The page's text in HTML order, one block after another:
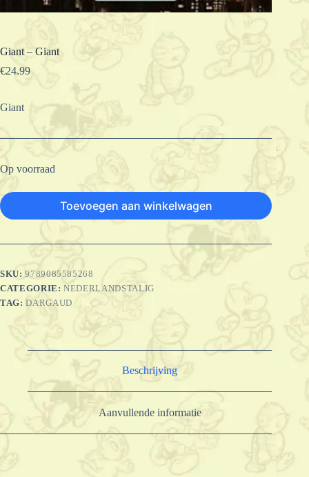
Giant – Giant
€24.99
Giant
Op voorraad
Toevoegen aan winkelwagen
SKU:9789085585268
CATEGORIE:NEDERLANDSTALIG
TAG:DARGAUD
Beschrijving
Aanvullende informatie